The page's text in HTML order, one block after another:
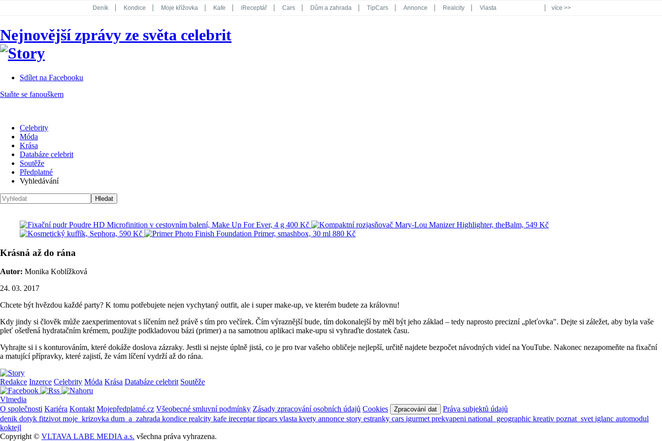
Deník Kondice Moje křížovka Kafe iReceptář Cars Dům a zahrada TipCars Annonce Realcity Vlasta
Koktejl
více >>
Nejnovější zprávy ze světa celebrit
Sdílet na Facebooku
Staňte se fanouškem
Celebrity
Móda
Krása
Databáze celebrit
Soutěže
Předplatné
Vyhledávání
Krásná až do rána
Autor: Monika Koblížková
24. 03. 2017
Chcete být hvězdou každé party? K tomu potřebujete nejen vychytaný outfit, ale i super make-up, ve kterém budete za královnu!
Kdy jindy si člověk může zaexperimentovat s líčením než právě s tím pro večírek. Čím výraznější bude, tím dokonalejší by měl být jeho základ – tedy naprosto precizní „pleťovka". Dejte si záležet, aby byla vaše
pleť ošetřená hydratačním krémem, použijte podkladovou bázi (primer) a na samotnou aplikaci make-upu si vyhraďte dostatek času.
Vyhrajte si i s konturováním, které dokáže doslova zázraky. Jestli si nejste úplně jistá, co je pro tvar vašeho obličeje nejlepší, určitě najdete bezpočet návodných videí na YouTube. Nakonec nezapomeňte na fixační
a matující přípravky, které zajistí, že vám líčení vydrží až do rána.
Redakce Inzerce Celebrity Móda Krása Databáze celebrit Soutěže
Vlmedia
O společnosti Kariéra Kontakt Mojepředplatné.cz Všeobecné smluvní podmínky Zásady zpracování osobních údajů Cookies Zpracování dat
Práva subjektů údajů
denik dotyk fitzivot moje_krizovka dum_a_zahrada kondice realcity kafe ireceptartipcars vlasta kvety annonce story estranky cars igurmet prekvapeni national_geographic kreativ poznat_svet iglanc automodul
koktejl
Copyright © VLTAVA LABE MEDIA a.s. všechna práva vyhrazena.